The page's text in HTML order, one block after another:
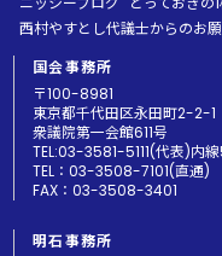
西村やすとし代議士からのお
国会事務所
〒100-8981
東京都千代田区永田町2-2-1
衆議院第一会館611号
TEL:03-3581-5111(代表)内線
TEL：03-3508-7101(直通)
FAX：03-3508-3401
明石事務所